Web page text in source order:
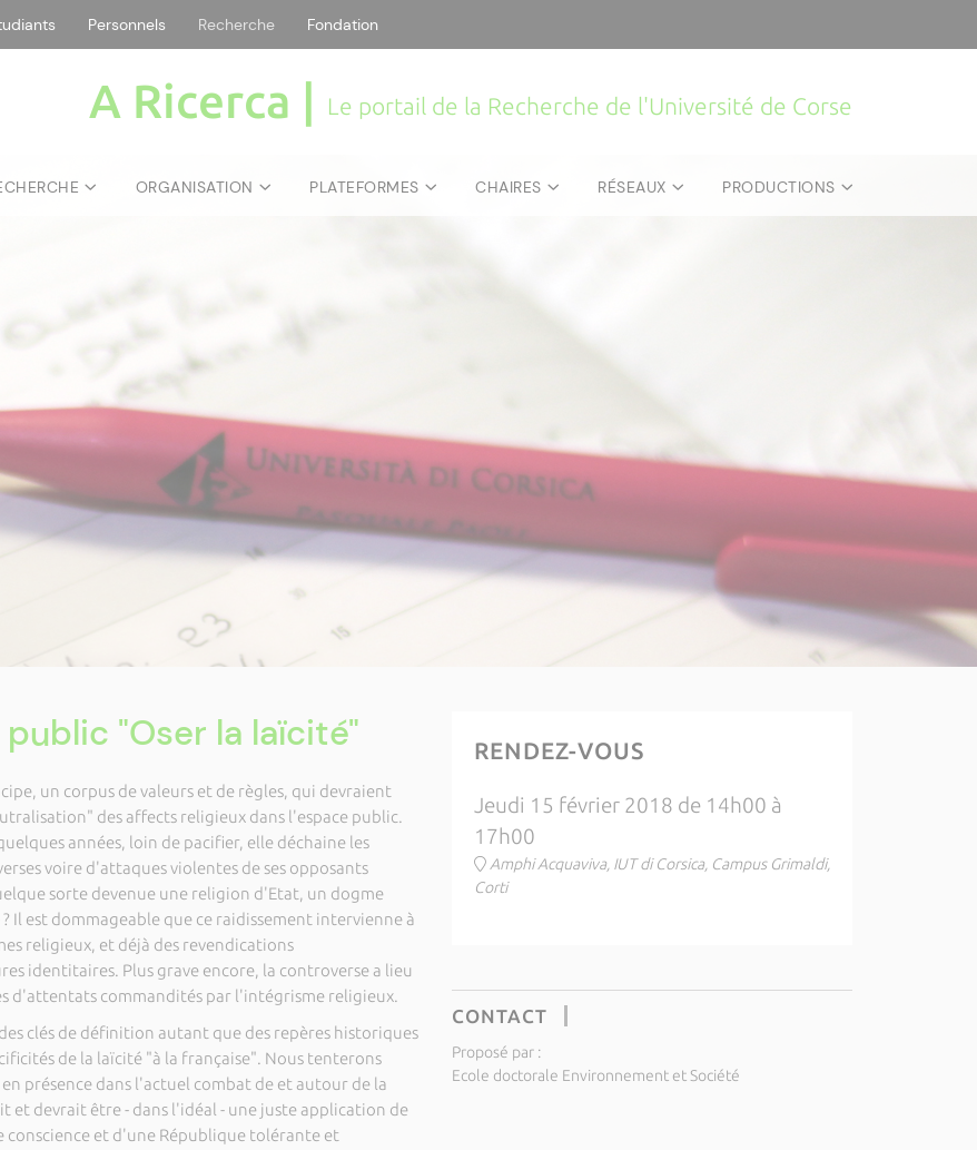
Personnels Recherche Fondation
A Ricerca | Le portail de la Recherche de l'Université de Corse
ORGANISATION PLATEFORMES CHAIRES RÉSEAUX PRODUCTIONS
"Oser la laïcité"
un corpus de valeurs et de règles, qui devraient
des affects religieux dans l'espace public.
années, loin de pacifier, elle déchaine les
voire d'attaques violentes de ses opposants
sorte devenue une religion d'Etat, un dogme
Il est dommageable que ce raidissement intervienne à
religieux, et déjà des revendications
identitaires. Plus grave encore, la controverse a lieu
d'attentats commandités par l'intégrisme religieux.
clés de définition autant que des repères historiques
de la laïcité "à la française". Nous tenterons
présence dans l'actuel combat de et autour de la
devrait être - dans l'idéal - une juste application de
et d'une République tolérante et
RENDEZ-VOUS
Jeudi 15 février 2018 de 14h00 à
17h00
Amphi Acquaviva, IUT di Corsica, Campus Grimaldi,
Corti
CONTACT
Proposé par :
Ecole doctorale Environnement et Société